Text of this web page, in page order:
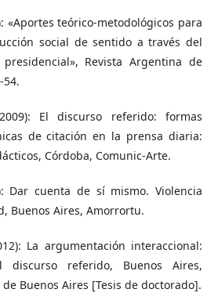
«Aportes teórico-metodológicos para
social de sentido a través del
Revista Argentina de
54.
El discurso referido: formas
de citación en la prensa diaria:
Córdoba, Comunic-Arte.
Dar cuenta de sí mismo. Violencia
Buenos Aires, Amorrortu.
La argumentación interaccional:
referido, Buenos Aires,
Buenos Aires [Tesis de doctorado].